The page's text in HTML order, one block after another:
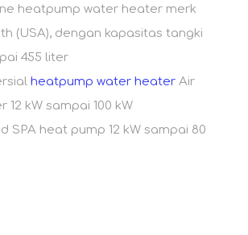
heatpump water heater merk
(USA), dengan kapasitas tangki
455 liter
heatpump water heater Air
12 kW sampai 100 kW
SPA heat pump 12 kW sampai 80